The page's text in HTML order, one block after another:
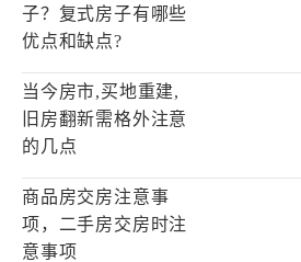
子？复式房子有哪些
优点和缺点?
当今房市,买地重建,
旧房翻新需格外注意
的几点
商品房交房注意事
项，二手房交房时注
意事项